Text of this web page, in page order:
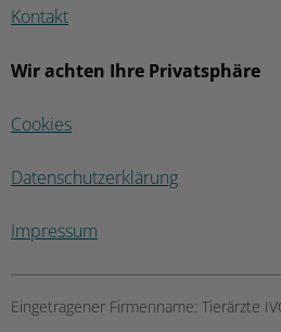
Kontakt
Wir achten Ihre Privatsphäre
Cookies
Datenschutzerklärung
Impressum
Eingetragener Firmenname: Tierärzte